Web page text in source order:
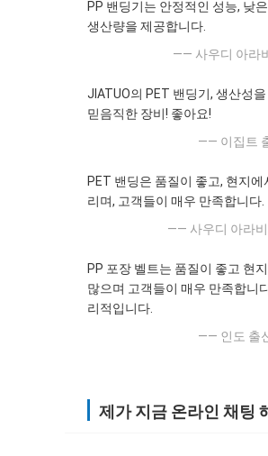
PP 밴딩기는 안정적인 성능, 낮
생산량을 제공합니다.
—— 사우디 아라
JIATUO의 PET 밴딩기, 생산성
믿음직한 장비! 좋아요!
—— 이집트
PET 밴딩은 품질이 좋고, 현지에
리며, 고객들이 매우 만족합니다.
—— 사우디 아라
PP 포장 벨트는 품질이 좋고 현
많으며 고객들이 매우 만족합니
리적입니다.
—— 인도 출
제가 지금 온라인 채팅